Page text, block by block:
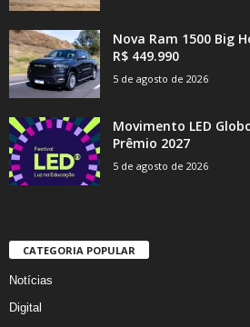
Nova Ram 1500 Big
R$ 449.990
5 de agosto de 2026
Movimento LED
Prêmio 2027
5 de agosto de 2026
CATEGORIA POPULAR
Notícias
Digital